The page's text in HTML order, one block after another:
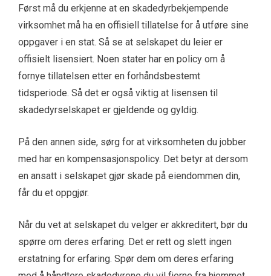
Først må du erkjenne at en skadedyrbekjempende
virksomhet må ha en offisiell tillatelse for å utføre sine
oppgaver i en stat. Så se at selskapet du leier er
offisielt lisensiert. Noen stater har en policy om å
fornye tillatelsen etter en forhåndsbestemt
tidsperiode. Så det er også viktig at lisensen til
skadedyrselskapet er gjeldende og gyldig.
På den annen side, sørg for at virksomheten du jobber
med har en kompensasjonspolicy. Det betyr at dersom
en ansatt i selskapet gjør skade på eiendommen din,
får du et oppgjør.
Når du vet at selskapet du velger er akkreditert, bør du
spørre om deres erfaring. Det er rett og slett ingen
erstatning for erfaring. Spør dem om deres erfaring